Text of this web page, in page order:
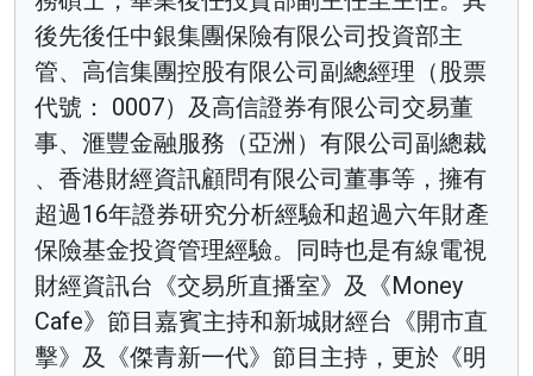
後先後任中銀集團保險有限公司投資部主
管、高信集團控股有限公司副總經理（股票
代號： 0007）及高信證券有限公司交易董
事、滙豐金融服務（亞洲）有限公司副總裁
、香港財經資訊顧問有限公司董事等，擁有
超過16年證券研究分析經驗和超過六年財產
保險基金投資管理經驗。同時也是有線電視
財經資訊台《交易所直播室》及《Money
Cafe》節目嘉賓主持和新城財經台《開市直
擊》及《傑青新一代》節目主持，更於《明